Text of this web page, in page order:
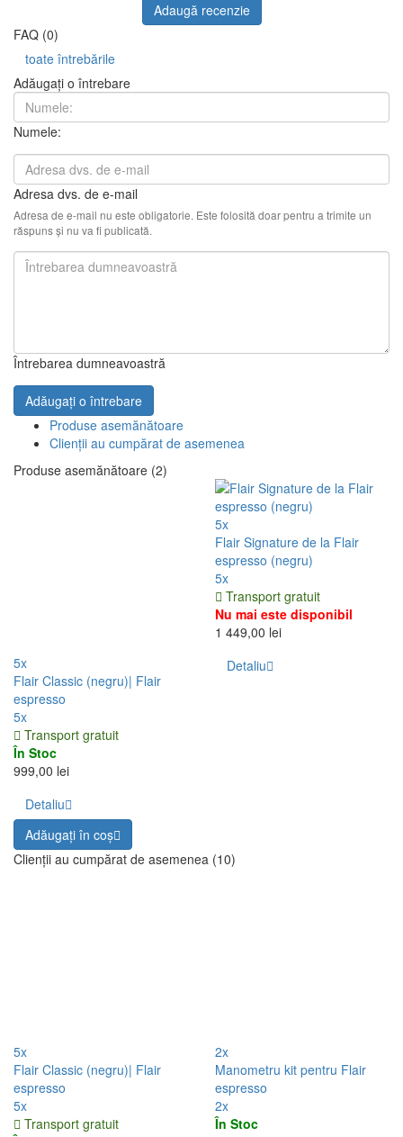
Adaugă recenzie
FAQ (0)
toate întrebările
Adăugați o întrebare
Numele:
Adresa dvs. de e-mail
Adresa de e-mail nu este obligatorie. Este folosită doar pentru a trimite un
răspuns și nu va fi publicată.
Întrebarea dumneavoastră
Adăugați o întrebare
Produse asemănătoare
Clienții au cumpărat de asemenea
Produse asemănătoare (2)
5x
Flair Classic (negru)| Flair
espresso
5x
Transport gratuit
În Stoc
999,00 lei
Detaliu
Adăugați în coş
5x
Flair Signature de la Flair
espresso (negru)
5x
Transport gratuit
Nu mai este disponibil
1 449,00 lei
Detaliu
Clienții au cumpărat de asemenea (10)
5x
Flair Classic (negru)| Flair
espresso
5x
Transport gratuit
2x
Manometru kit pentru Flair
espresso
2x
În Stoc